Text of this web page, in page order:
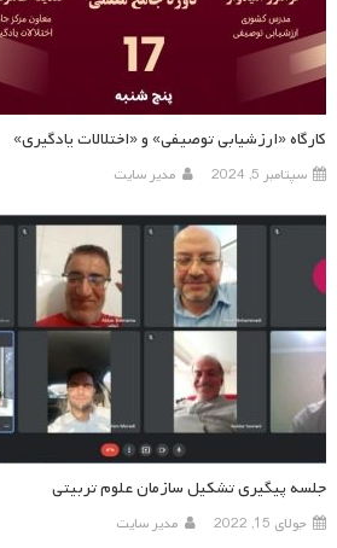
کارگاه «ارزشیابی توصیفی» و «اختلالات یادگیری»
سپتامبر 5, 2024 مدیر سایت
جلسه پیگیری تشکیل سازمان علوم تربیتی
جولای 15, 2022 مدیر سایت